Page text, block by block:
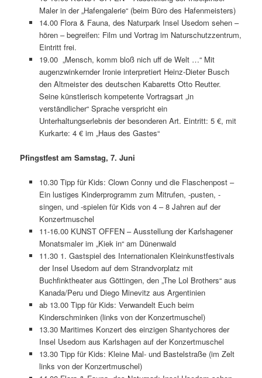
Maler in der „Hafengalerie“ (beim Büro des Hafenmeisters)
14.00 Flora & Fauna, des Naturpark Insel Usedom sehen –
hören – begreifen: Film und Vortrag im Naturschutzzentrum,
Eintritt frei.
19.00 „Mensch, komm bloß nich uff de Welt …“ Mit
augenzwinkernder Ironie interpretiert Heinz-Dieter Busch
den Altmeister des deutschen Kabaretts Otto Reutter.
Seine künstlerisch kompetente Vortragsart „in
verständlicher“ Sprache verspricht ein
Unterhaltungserlebnis der besonderen Art. Eintritt: 5 €, mit
Kurkarte: 4 € im „Haus des Gastes“
Pfingstfest am Samstag, 7. Juni
10.30 Tipp für Kids: Clown Conny und die Flaschenpost –
Ein lustiges Kinderprogramm zum Mitrufen, -pusten, -
singen, und -spielen für Kids von 4 – 8 Jahren auf der
Konzertmuschel
11-16.00 KUNST OFFEN – Ausstellung der Karlshagener
Monatsmaler im „Kiek in“ am Dünenwald
11.30 1. Gastspiel des Internationalen Kleinkunstfestivals
der Insel Usedom auf dem Strandvorplatz mit
Buchfinktheater aus Göttingen, den „The Lol Brothers“ aus
Kanada/Peru und Diego Minevitz aus Argentinien
ab 13.00 Tipp für Kids: Verwandelt Euch beim
Kinderschminken (links von der Konzertmuschel)
13.30 Maritimes Konzert des einzigen Shantychores der
Insel Usedom aus Karlshagen auf der Konzertmuschel
13.30 Tipp für Kids: Kleine Mal- und Bastelstraße (im Zelt
links von der Konzertmuschel)